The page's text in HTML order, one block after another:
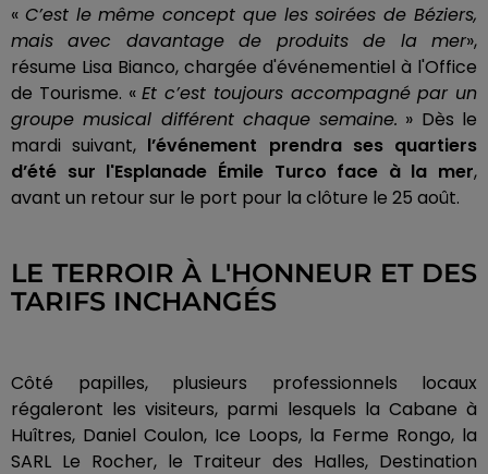
« C’est le même concept que les soirées de Béziers,
mais avec davantage de produits de la mer»,
résume Lisa Bianco, chargée d'événementiel à l'Office
de Tourisme. «Et c’est toujours accompagné par un
groupe musical différent chaque semaine. » Dès le
mardi suivant, l’événement prendra ses quartiers
d’été sur l'Esplanade Émile Turco face à la mer,
avant un retour sur le port pour la clôture le 25 août.
LE TERROIR À L'HONNEUR ET DES
TARIFS INCHANGÉS
Côté papilles, plusieurs professionnels locaux
régaleront les visiteurs, parmi lesquels la Cabane à
Huîtres, Daniel Coulon, Ice Loops, la Ferme Rongo, la
SARL Le Rocher, le Traiteur des Halles, Destination